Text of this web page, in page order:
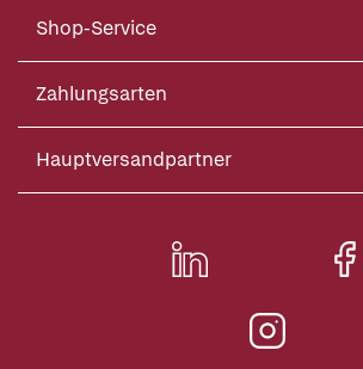
Shop-Service
Zahlungsarten
Hauptversandpartner